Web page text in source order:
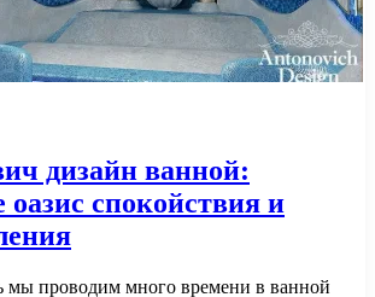
дизайн ванной:
оазис спокойствия и
проводим много времени в ванной